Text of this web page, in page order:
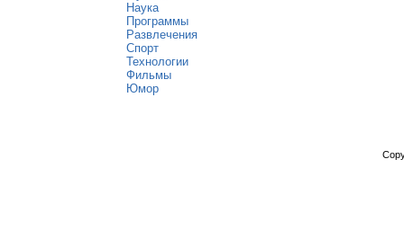
Наука
Программы
Развлечения
Спорт
Технологии
Фильмы
Юмор